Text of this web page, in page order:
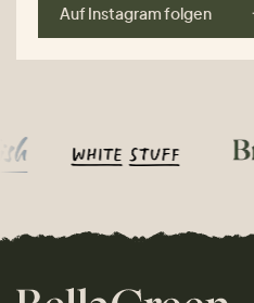
Auf Instagram folgen